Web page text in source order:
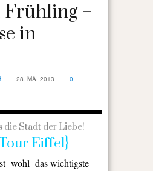
Frühling –
in
28. MAI 2013
0
die Stadt der Liebe!
Eiffel}
wohl das wichtigste